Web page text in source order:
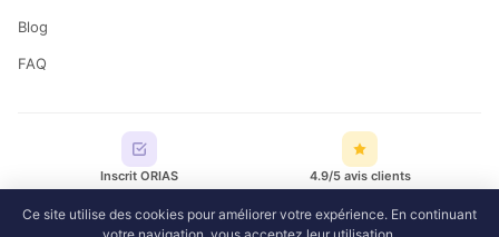
Blog
FAQ
Inscrit ORIAS 4.9/5 avis clients
Ce site utilise des cookies pour améliorer votre expérience. En continuant